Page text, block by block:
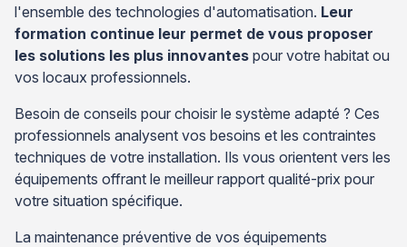
l'ensemble des technologies d'automatisation. Leur
formation continue leur permet de vous proposer
les solutions les plus innovantes pour votre habitat ou
vos locaux professionnels.
Besoin de conseils pour choisir le système adapté ? Ces
professionnels analysent vos besoins et les contraintes
techniques de votre installation. Ils vous orientent vers les
équipements offrant le meilleur rapport qualité-prix pour
votre situation spécifique.
La maintenance préventive de vos équipements